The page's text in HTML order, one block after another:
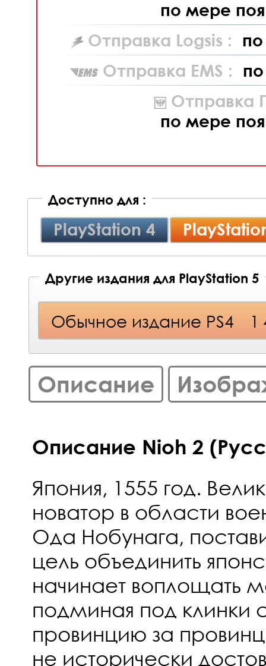
по мере
Отправка Logsis :
Отправка EMS :
Отправка
по мере
Доступно для :
PlayStation 4
Другие издания для PlayStation 5
Обычное издание PS4 1
Описание
Описание Nioh 2
Япония, 1555 год.
новатор в области
Ода Нобунага,
цель объединить
начинает воплощать
подминая под клинки
провинцию за
не исторически